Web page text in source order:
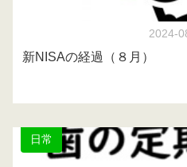
2024-
新NISAの経過（８月）
日常